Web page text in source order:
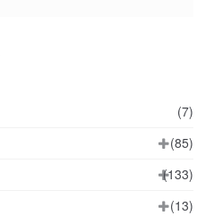
(7)
(85)
(133)
(13)